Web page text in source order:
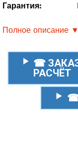
Гарантия:
Полное описание ▼
☎
РАСЧЁТ
☎